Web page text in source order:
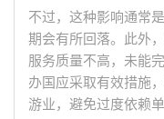
不过，这种影响通常
期会有所回落。此外
服务质量不高，未能
办国应采取有效措施
游业，避免过度依赖